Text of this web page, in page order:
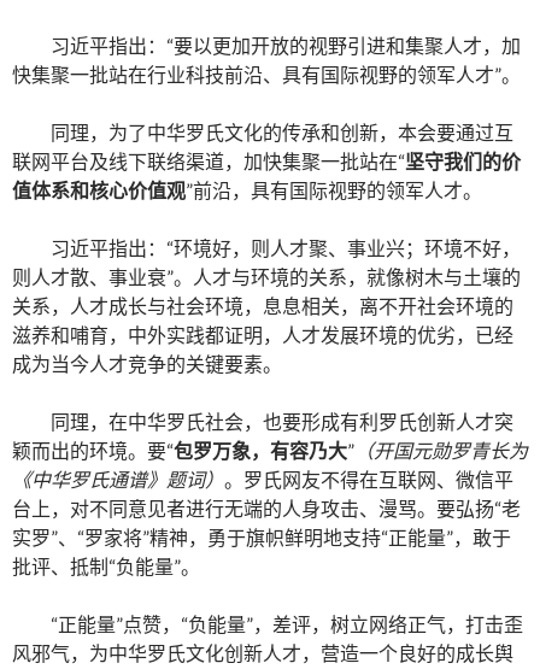
习近平指出：“要以更加开放的视野引进和集聚人才，加
快集聚一批站在行业科技前沿、具有国际视野的领军人才”。
同理，为了中华罗氏文化的传承和创新，本会要通过互
联网平台及线下联络渠道，加快集聚一批站在“坚守我们的价
值体系和核心价值观”前沿，具有国际视野的领军人才。
习近平指出：“环境好，则人才聚、事业兴；环境不好，
则人才散、事业衰”。人才与环境的关系，就像树木与土壤的
关系，人才成长与社会环境，息息相关，离不开社会环境的
滋养和哺育，中外实践都证明，人才发展环境的优劣，已经
成为当今人才竞争的关键要素。
同理，在中华罗氏社会，也要形成有利罗氏创新人才突
颖而出的环境。要“包罗万象，有容乃大” （开国元勋罗青长为
《中华罗氏通谱》题词） 。罗氏网友不得在互联网、微信平
台上，对不同意见者进行无端的人身攻击、漫骂。要弘扬“老
实罗”、“罗家将”精神，勇于旗帜鲜明地支持“正能量”，敢于
批评、抵制“负能量”。
“正能量”点赞，“负能量”，差评，树立网络正气，打击歪
风邪气，为中华罗氏文化创新人才，营造一个良好的成长舆